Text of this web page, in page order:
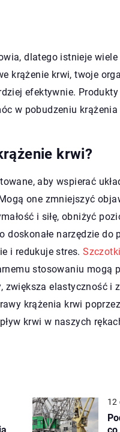
dlatego istnieje
krążenie krwi, twoje
efektywnie.
w pobudzeniu
krwi?
aby wspierać
one zmniejszyć
i siłę, obniżyć
narzędzie do
i redukuje stres.
stosowaniu mogą
elastyczność i
krążenia krwi
krwi w naszych
12